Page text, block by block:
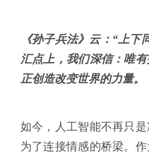
《孙子兵法》云：“上
汇点上，我们深信：唯
正创造改变世界的力量。
如今，人工智能不再只
为了连接情感的桥梁。